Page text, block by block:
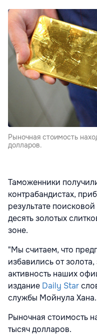
Рыночная стоимость
долларов.
Таможенники
контрабандистах,
результате
десять золотых
зоне.
"Мы считаем, что
избавились от
активность наших
издание Daily Star
службы Мойнула Хана.
Рыночная стоимость
тысяч долларов.